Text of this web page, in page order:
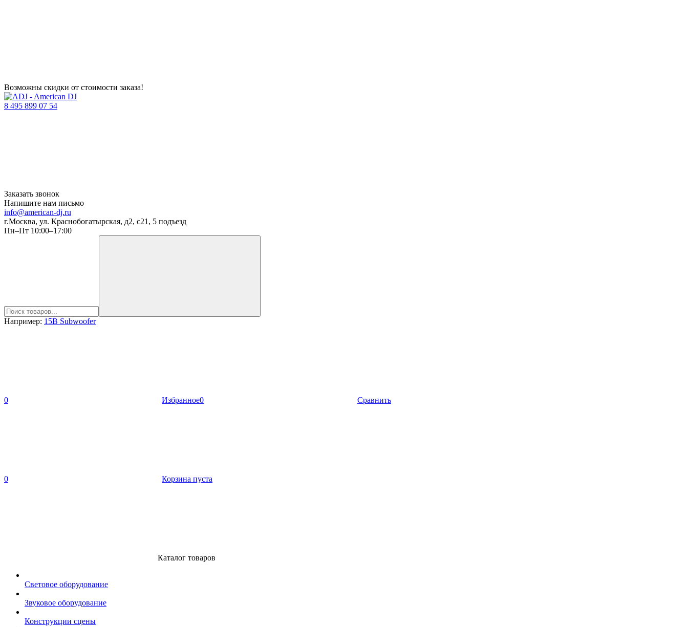
Возможны скидки от стоимости заказа!
8 495 899 07 54
Заказать звонок
Напишите нам письмо
info@american-dj.ru
г.Москва, ул. Краснобогатырская, д2, с21, 5 подъезд
Пн–Пт 10:00–17:00
Например: 15B Subwoofer
0 Избранное0 Сравнить
0 Корзина пуста
Каталог товаров
Световое оборудование
Звуковое оборудование
Конструкции сцены